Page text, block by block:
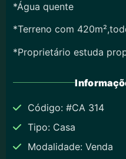
*Água quente
*Terreno com
*Proprietário estuda
Código: #CA 314
Tipo: Casa
Modalidade: Venda